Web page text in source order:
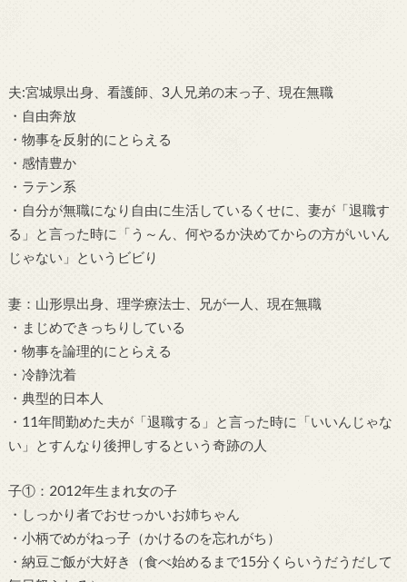
夫:宮城県出身、看護師、3人兄弟の末っ子、現在無職
・自由奔放
・物事を反射的にとらえる
・感情豊か
・ラテン系
・自分が無職になり自由に生活しているくせに、妻が「退職す
る」と言った時に「う～ん、何やるか決めてからの方がいいん
じゃない」というビビり
妻：山形県出身、理学療法士、兄が一人、現在無職
・まじめできっちりしている
・物事を論理的にとらえる
・冷静沈着
・典型的日本人
・11年間勤めた夫が「退職する」と言った時に「いいんじゃな
い」とすんなり後押しするという奇跡の人
子①：2012年生まれ女の子
・しっかり者でおせっかいお姉ちゃん
・小柄でめがねっ子（かけるのを忘れがち）
・納豆ご飯が大好き（食べ始めるまで15分くらいうだうだして